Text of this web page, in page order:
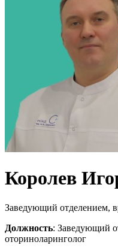
Королев
Заведующий отделением,
Должность: Заведующий
оториноларинголог